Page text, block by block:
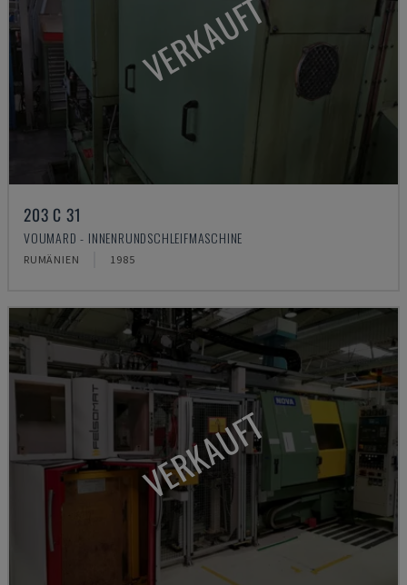
VERKAUFT
203 C 31
VOUMARD - INNENRUNDSCHLEIFMASCHINE
RUMÄNIEN 1985
VERKAUFT